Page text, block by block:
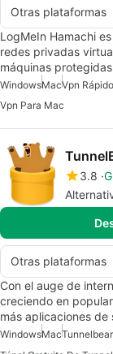
Otras plataformas
LogMeIn Hamachi
redes privadas
máquinas
WindowsMacVpn
Vpn Para Mac
3.8
Otras plataformas
Con el auge de
creciendo en
más aplicaciones
WindowsMac